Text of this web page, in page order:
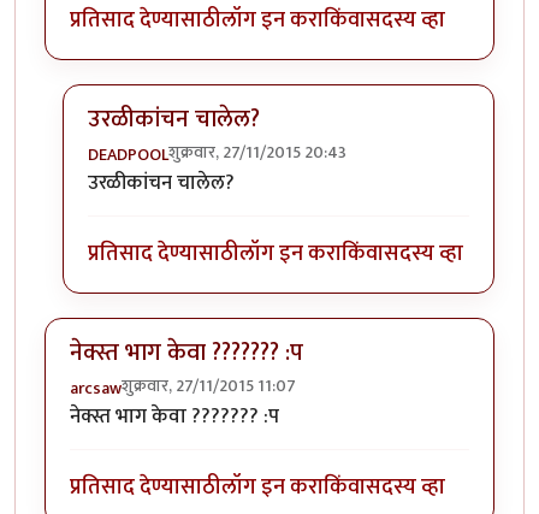
प्रतिसाद देण्यासाठीलॉग इन कराकिंवासदस्य व्हा
उरळीकांचन चालेल?
DEADPOOLशुक्रवार, 27/11/2015 20:43
In reply toतुमच्या लेखनशैलीवरून तुम्ही
उरळीकांचन चालेल?
प्रतिसाद देण्यासाठीलॉग इन कराकिंवासदस्य व्हा
नेक्स्त भाग केवा ??????? :प
arcsawशुक्रवार, 27/11/2015 11:07
नेक्स्त भाग केवा ??????? :प
प्रतिसाद देण्यासाठीलॉग इन कराकिंवासदस्य व्हा